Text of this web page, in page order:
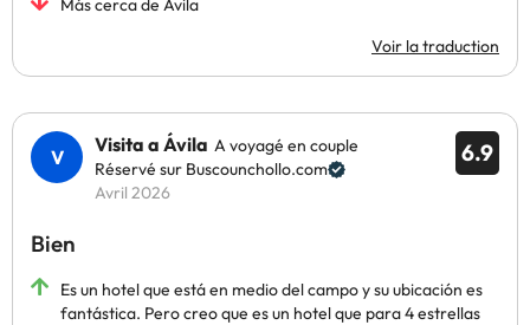
Más cerca de Ávila
Voir la traduction
6.9
Visita a Ávila A voyagé en couple
Réservé sur Buscounchollo.com
Avril 2026
Bien
Es un hotel que está en medio del campo y su ubicación es
fantástica. Pero creo que es un hotel que para 4 estrellas